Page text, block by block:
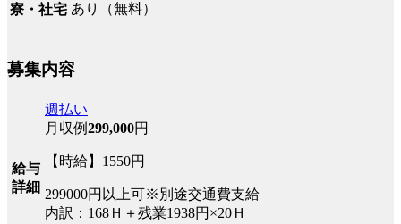
寮・社宅 あり（無料）
募集内容
給与
詳細
週払い
月収例299,000円
【時給】1550円
299000円以上可※別途交通費支給
内訳：168Ｈ＋残業1938円×20Ｈ